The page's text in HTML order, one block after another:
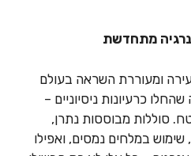
מתחדשת
מסעירה ומעוררת השראה בעולם
כרעיונות ניסיוניים –
סוללות מבוססות נתרן,
במלחים נמסים, ואפילו